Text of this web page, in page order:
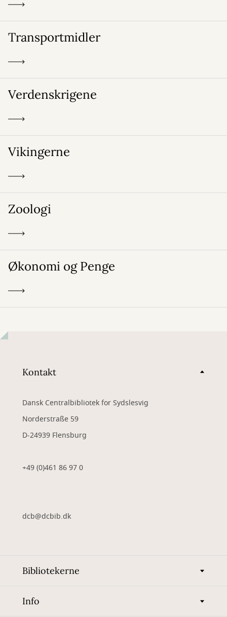
Transportmidler
Verdenskrigene
Vikingerne
Zoologi
Økonomi og Penge
Kontakt
Dansk Centralbibliotek for Sydslesvig
Norderstraße 59
D-24939 Flensburg
+49 (0)461 86 97 0
dcb@dcbib.dk
Bibliotekerne
Info